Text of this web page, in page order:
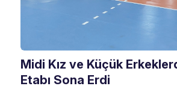
Midi Kız ve Küçük
Etabı Sona Erdi